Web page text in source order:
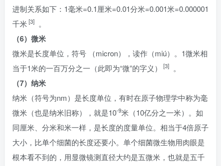
进制关系如下：1毫米=0.1厘米=0.01分米=0.001米=0.000001
千米[3] 。
（6）微米
微米是长度单位，符号 （micron），读作（miú）。1微米相
当于1米的一百万分之一（此即为“微”的字义）
[3] 。
（7）纳米
纳米（符号为nm）是长度单位，有时在原子物理学中称为毫
微米（也是纳米旧称），就是10-9米（10亿分之一米）。如
同厘米、分米和米一样，是长度的度量单位。相当于4倍原子
大小，比单个细菌的长度还要小。单个细菌微生物用肉眼是
根本看不到的，用显微镜测直径大约是五微米，也就是五千